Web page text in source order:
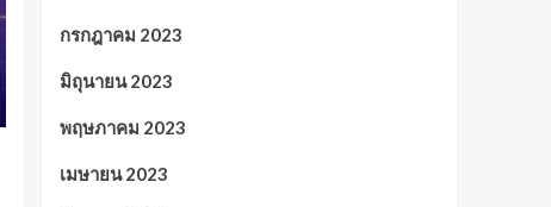
กรกฎาคม 2023
มิถุนายน 2023
พฤษภาคม 2023
เมษายน 2023